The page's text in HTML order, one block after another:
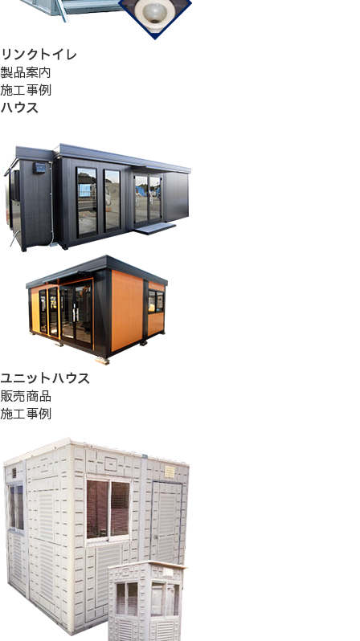
リンクトイレ
製品案内
施工事例
ハウス
ユニットハウス
販売商品
施工事例